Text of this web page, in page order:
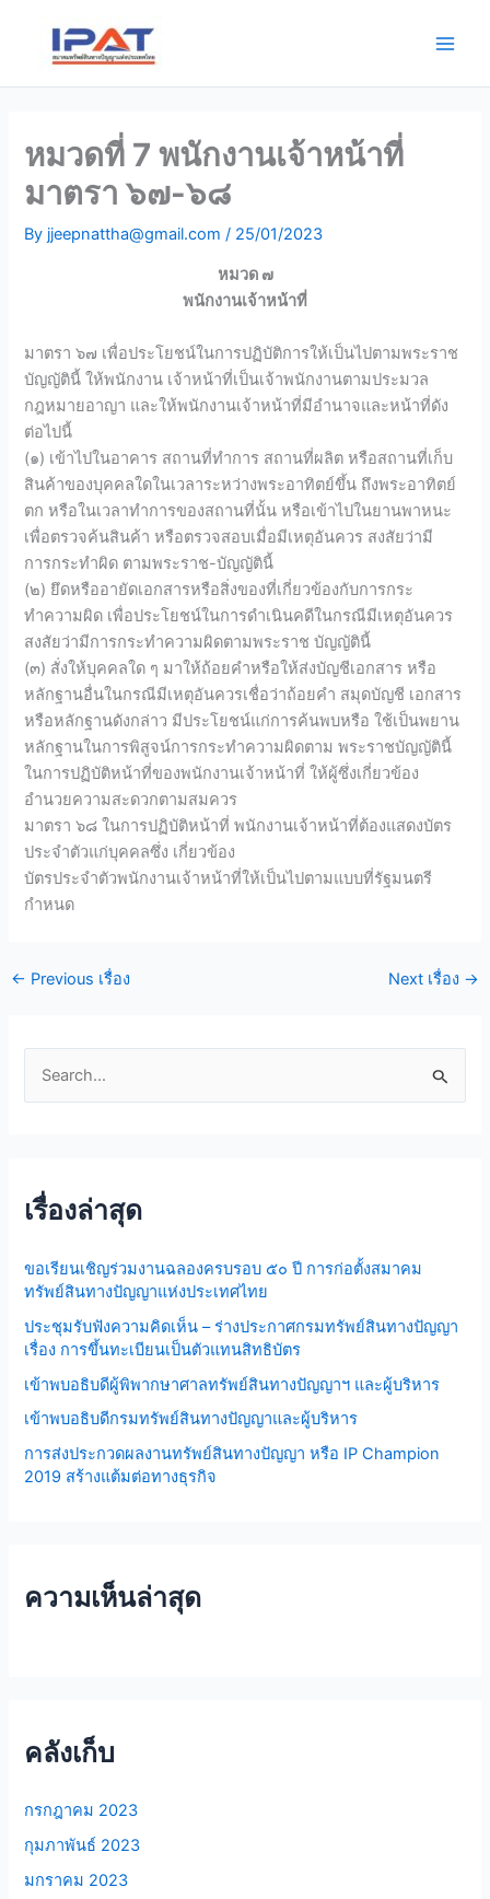
content
หมวดที่ 7 พนักงานเจ้าหน้าที่
มาตรา ๖๗-๖๘
By jjeepnattha@gmail.com/ 25/01/2023
หมวด ๗
พนักงานเจ้าหน้าที่
มาตรา ๖๗ เพื่อประโยชน์ในการปฏิบัติการให้เป็นไปตามพระราช
บัญญัตินี้ ให้พนักงาน เจ้าหน้าที่เป็นเจ้าพนักงานตามประมวล
กฎหมายอาญา และให้พนักงานเจ้าหน้าที่มีอำนาจและหน้าที่ดัง
ต่อไปนี้
(๑) เข้าไปในอาคาร สถานที่ทำการ สถานที่ผลิต หรือสถานที่เก็บ
สินค้าของบุคคลใดในเวลาระหว่างพระอาทิตย์ขึ้น ถึงพระอาทิตย์
ตก หรือในเวลาทำการของสถานที่นั้น หรือเข้าไปในยานพาหนะ
เพื่อตรวจค้นสินค้า หรือตรวจสอบเมื่อมีเหตุอันควร สงสัยว่ามี
การกระทำผิด ตามพระราช-บัญญัตินี้
(๒) ยึดหรืออายัดเอกสารหรือสิ่งของที่เกี่ยวข้องกับการกระ
ทำความผิด เพื่อประโยชน์ในการดำเนินคดีในกรณีมีเหตุอันควร
สงสัยว่ามีการกระทำความผิดตามพระราช บัญญัตินี้
(๓) สั่งให้บุคคลใด ๆ มาให้ถ้อยคำหรือให้ส่งบัญชีเอกสาร หรือ
หลักฐานอื่นในกรณีมีเหตุอันควรเชื่อว่าถ้อยคำ สมุดบัญชี เอกสาร
หรือหลักฐานดังกล่าว มีประโยชน์แก่การค้นพบหรือ ใช้เป็นพยาน
หลักฐานในการพิสูจน์การกระทำความผิดตาม พระราชบัญญัตินี้
ในการปฏิบัติหน้าที่ของพนักงานเจ้าหน้าที่ ให้ผู้ซึ่งเกี่ยวข้อง
อำนวยความสะดวกตามสมควร
มาตรา ๖๘ ในการปฏิบัติหน้าที่ พนักงานเจ้าหน้าที่ต้องแสดงบัตร
ประจำตัวแก่บุคคลซึ่ง เกี่ยวข้อง
บัตรประจำตัวพนักงานเจ้าหน้าที่ให้เป็นไปตามแบบที่รัฐมนตรี
กำหนด
← Previous เรื่อง Next เรื่อง →
c
f
o
r
เรื่องล่าสุด
ขอเรียนเชิญร่วมงานฉลองครบรอบ ๕๐ ปี การก่อตั้งสมาคม
ทรัพย์สินทางปัญญาแห่งประเทศไทย
ประชุมรับฟังความคิดเห็น – ร่างประกาศกรมทรัพย์สินทางปัญญา
เรื่อง การขึ้นทะเบียนเป็นตัวแทนสิทธิบัตร
เข้าพบอธิบดีผู้พิพากษาศาลทรัพย์สินทางปัญญาฯ และผู้บริหาร
เข้าพบอธิบดีกรมทรัพย์สินทางปัญญาและผู้บริหาร
การส่งประกวดผลงานทรัพย์สินทางปัญญา หรือ IP Champion
2019 สร้างแต้มต่อทางธุรกิจ
ความเห็นล่าสุด
คลังเก็บ
กรกฎาคม 2023
กุมภาพันธ์ 2023
มกราคม 2023